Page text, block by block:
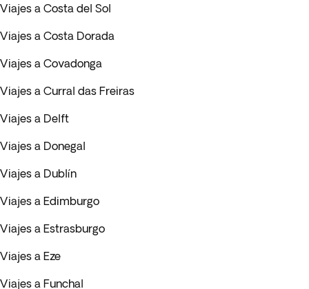
Viajes a Costa del Sol
Viajes a Costa Dorada
Viajes a Covadonga
Viajes a Curral das Freiras
Viajes a Delft
Viajes a Donegal
Viajes a Dublín
Viajes a Edimburgo
Viajes a Estrasburgo
Viajes a Eze
Viajes a Funchal